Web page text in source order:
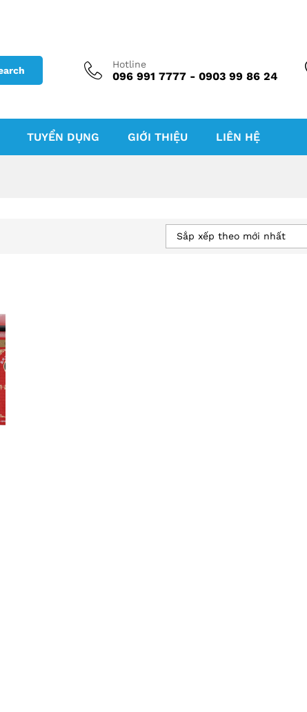
Hotline
096 991 7777 - 0903 99 86 24
TUYỂN DỤNG GIỚI THIỆU LIÊN HỆ
Sắp xếp theo mới nhất